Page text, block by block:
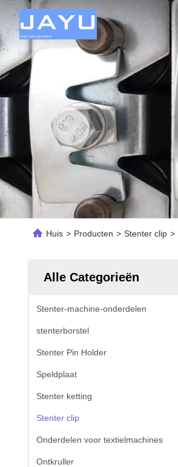
Huis > Producten > Stenter clip >
Alle Categorieën
Stenter-machine-onderdelen
stenterborstel
Stenter Pin Holder
Speldplaat
Stenter ketting
Stenter clip
Onderdelen voor textielmachines
Ontkruller